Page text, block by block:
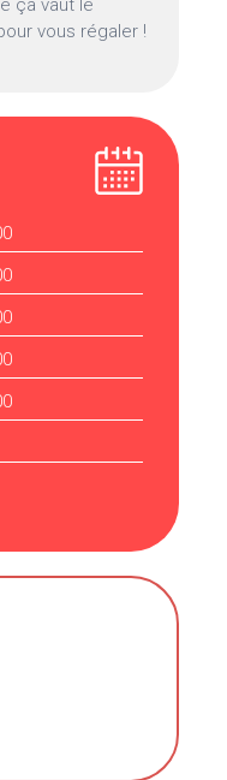
ça vaut le
vous régaler !